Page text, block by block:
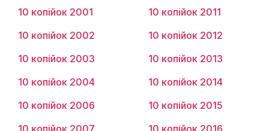
10 копійок 2001
10 копійок 2002
10 копійок 2003
10 копійок 2004
10 копійок 2006
10 копійок 2007
10 копійок 2011
10 копійок 2012
10 копійок 2013
10 копійок 2014
10 копійок 2015
10 копійок 2016